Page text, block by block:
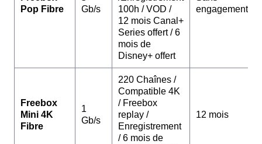
Pop Fibre
Gb/s
100h / VOD /
12 mois Canal+
Series offert / 6
mois de
Disney+ offert
engagement
Freebox
Mini 4K
Fibre
1
Gb/s
220 Chaînes /
Compatible 4K
/ Freebox
replay /
Enregistrement
/ 6 mois de
12 mois